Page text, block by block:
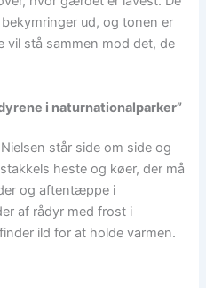
ud, og tonen er
vil stå sammen mod det, de
i naturnationalparker”
står side om side og
heste og køer, der må
og aftentæppe i
af rådyr med frost i
ild for at holde varmen.